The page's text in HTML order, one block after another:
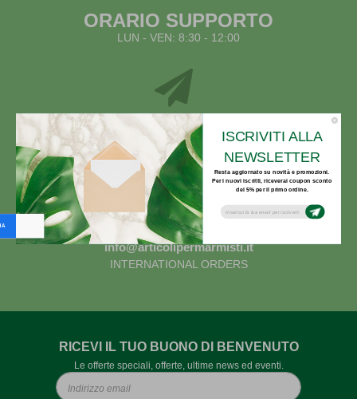
ISCRIVITI ALLA
NEWSLETTER
Resta aggiornato su novità e promozioni.
Per i nuovi iscritti, riceverai coupon sconto
del 5% per il primo ordine.
ORARIO SUPPORTO
LUN - VEN: 8:30 - 12:00
SPEDIZIONE
CORRIERE ESPRESSO GLS
info@articolipermarmisti.it
INTERNATIONAL ORDERS
RICEVI IL TUO BUONO DI BENVENUTO
Le offerte speciali, offerte, ultime news ed eventi.